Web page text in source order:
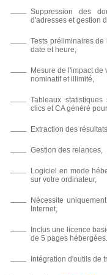
Suppression des
d'adresses et gestion
Tests préliminaires
date et heure,
Mesure de l'impact de
nominatif et illimité,
Tableaux
clics et CA généré
Extraction des
Gestion des relances,
Logiciel en mode
sur votre ordinateur,
Nécessite
Internet,
Inclus une licence
de 5 pages hébergées.
Intégration d'outils de